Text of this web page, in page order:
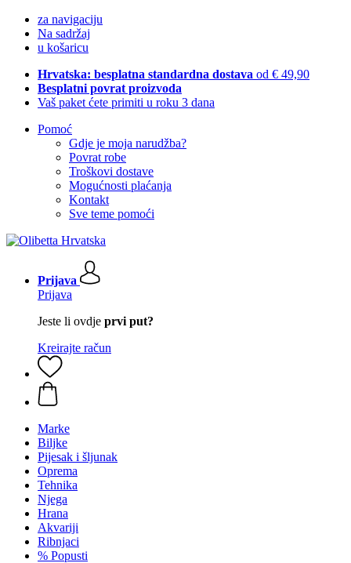
za navigaciju
Na sadržaj
u košaricu
Hrvatska: besplatna standardna dostava od € 49,90
Besplatni povrat proizvoda
Vaš paket ćete primiti u roku 3 dana
Pomoć
Gdje je moja narudžba?
Povrat robe
Troškovi dostave
Mogućnosti plaćanja
Kontakt
Sve teme pomoći
Prijava
Prijava
Jeste li ovdje prvi put?
Kreirajte račun
Marke
Biljke
Pijesak i šljunak
Oprema
Tehnika
Njega
Hrana
Akvariji
Ribnjaci
% Popusti